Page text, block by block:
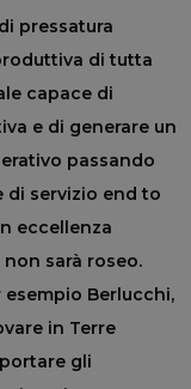
pressatura
di tutta
capace di
e di generare un
passando
servizio end to
eccellenza
sarà roseo.
Berlucchi,
in Terre
gli